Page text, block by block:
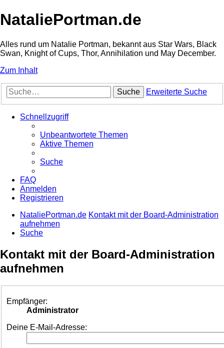
NataliePortman.de
Alles rund um Natalie Portman, bekannt aus Star Wars, Black
Swan, Knight of Cups, Thor, Annihilation und May December.
Zum Inhalt
Suche Erweiterte Suche
Schnellzugriff
Unbeantwortete Themen
Aktive Themen
Suche
FAQ
Anmelden
Registrieren
NataliePortman.de Kontakt mit der Board-Administration
aufnehmen
Suche
Kontakt mit der Board-Administration
aufnehmen
Empfänger:
Administrator
Deine E-Mail-Adresse: